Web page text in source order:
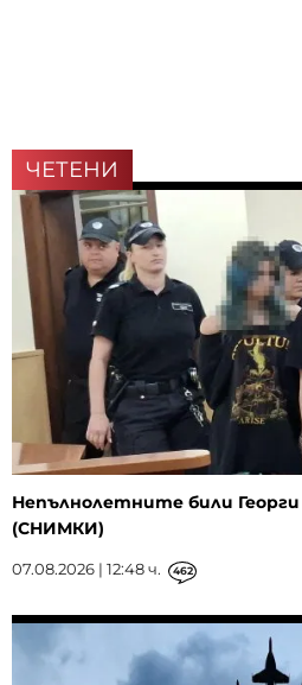
ЧЕТЕНИ
Непълнолетните били
(СНИМКИ)
07.08.2026 | 12:48 ч. 462